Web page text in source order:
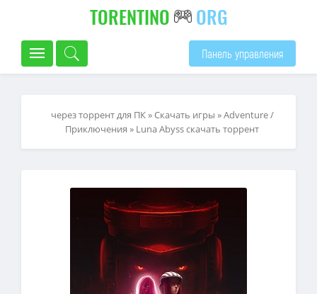
TORENTINO ORG
Панель управления
через торрент для ПК»Скачать игры »Adventure /
Приключения » Luna Abyss скачать торрент